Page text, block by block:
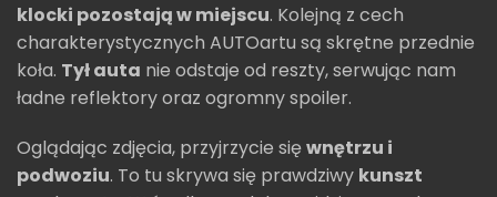
klocki pozostają w miejscu. Kolejną z cech
charakterystycznych AUTOartu są skrętne przednie
koła. Tył auta nie odstaje od reszty, serwując nam
ładne reflektory oraz ogromny spoiler.
Oglądając zdjęcia, przyjrzycie sięwnętrzu i
podwoziu. To tu skrywa się prawdziwy kunszt